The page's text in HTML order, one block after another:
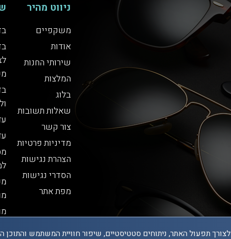
ניווט מהיר
משקפיים
אודות
שירותי החנות
המלצות
בלוג
שאלות תשובות
צור קשר
מדיניות פרטיות
הצהרת נגישות
הסדרי נגישות
מפת אתר
תפעול האתר, ניתוחים סטטיסטיים, שיפור חוויית המשתמש והתוכן